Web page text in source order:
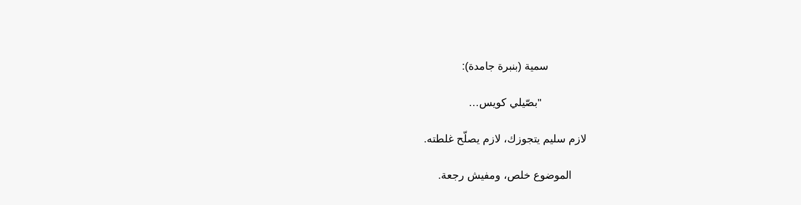
سمية (بنبرة جامدة):
"بصّيلي كويس…
لازم سليم يتجوزك، لازم يصلّح غلطته.
الموضوع خلص، ومفيش رجعة.